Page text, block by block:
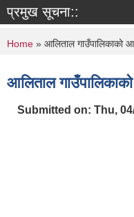
प्रमुख सूचना::
You are here
Home » आलिताल गाउँपालिकाको
आलिताल
Submitted on: Thu,